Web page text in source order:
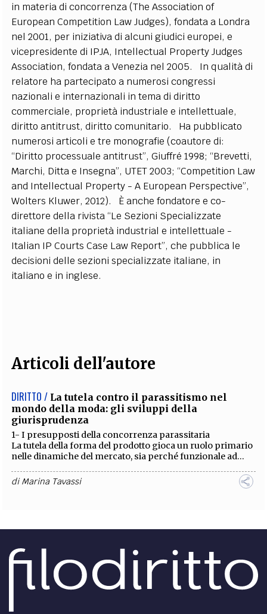
in materia di concorrenza (The Association of
European Competition Law Judges), fondata a Londra
nel 2001, per iniziativa di alcuni giudici europei, e
vicepresidente di IPJA, Intellectual Property Judges
Association, fondata a Venezia nel 2005. In qualità di
relatore ha partecipato a numerosi congressi
nazionali e internazionali in tema di diritto
commerciale, proprietà industriale e intellettuale,
diritto antitrust, diritto comunitario. Ha pubblicato
numerosi articoli e tre monografie (coautore di:
“Diritto processuale antitrust”, Giuffré 1998; “Brevetti,
Marchi, Ditta e Insegna”, UTET 2003; “Competition Law
and Intellectual Property - A European Perspective”,
Wolters Kluwer, 2012). È anche fondatore e co-
direttore della rivista “Le Sezioni Specializzate
italiane della proprietà industrial e intellettuale -
Italian IP Courts Case Law Report”, che pubblica le
decisioni delle sezioni specializzate italiane, in
italiano e in inglese.
Articoli dell'autore
DIRITTO / La tutela contro il parassitismo nel
mondo della moda: gli sviluppi della
giurisprudenza
1- I presupposti della concorrenza parassitaria
La tutela della forma del prodotto gioca un ruolo primario
nelle dinamiche del mercato, sia perché funzionale ad...
diMarina Tavassi